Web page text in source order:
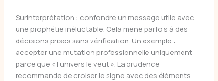
Surinterprétation : confondre un message utile avec
une prophétie inéluctable. Cela mène parfois à des
décisions prises sans vérification. Un exemple :
accepter une mutation professionnelle uniquement
parce que « l’univers le veut ». La prudence
recommande de croiser le signe avec des éléments